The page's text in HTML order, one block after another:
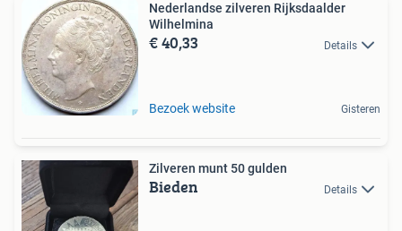
Nederlandse zilveren Rijksdaalder
Wilhelmina
€ 40,33 Details
Bezoek website Gisteren
Zilveren munt 50 gulden
Bieden Details